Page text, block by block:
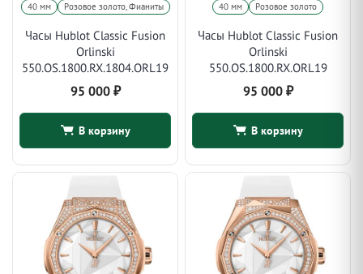
40 мм Розовое золото, Фианиты
Часы Hublot Classic Fusion
Orlinski
550.OS.1800.RX.1804.ORL19
95 000 ₽
В корзину
40 мм Розовое золото
Часы Hublot Classic Fusion
Orlinski
550.OS.1800.RX.ORL19
95 000 ₽
В корзину